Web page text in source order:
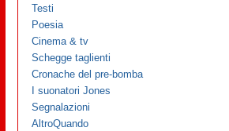
Testi
Poesia
Cinema & tv
Schegge taglienti
Cronache del pre-bomba
I suonatori Jones
Segnalazioni
AltroQuando